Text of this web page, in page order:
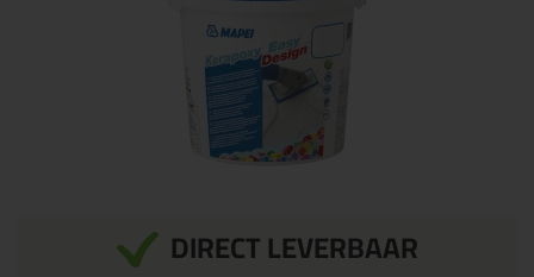
DIRECT LEVERBAAR